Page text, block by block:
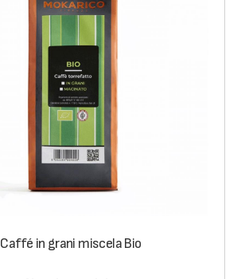
Caffé in grani miscela Bio